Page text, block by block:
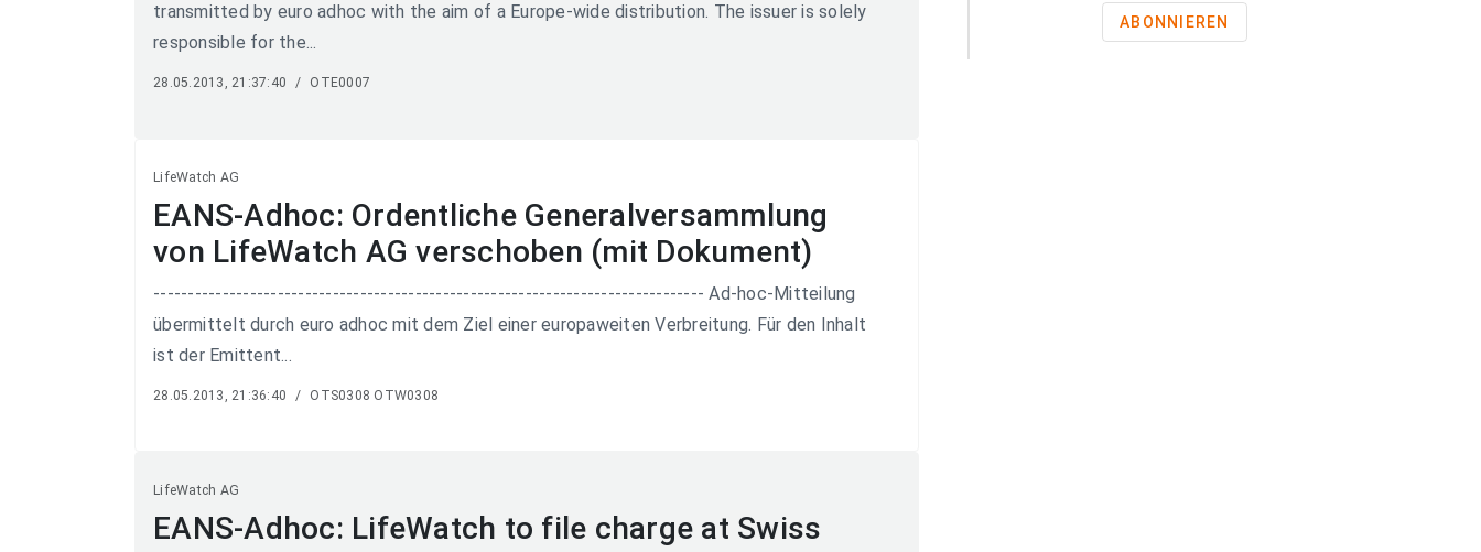
transmitted by euro adhoc with the aim of a Europe-wide distribution. The issuer is solely
responsible for the...
28.05.2013, 21:37:40 / OTE0007
LifeWatch AG
EANS-Adhoc: Ordentliche Generalversammlung
von LifeWatch AG verschoben (mit Dokument)
-------------------------------------------------------------------------------- Ad-hoc-Mitteilung
übermittelt durch euro adhoc mit dem Ziel einer europaweiten Verbreitung. Für den Inhalt
ist der Emittent...
28.05.2013, 21:36:40 / OTS0308 OTW0308
LifeWatch AG
EANS-Adhoc: LifeWatch to file charge at Swiss
ABONNIEREN